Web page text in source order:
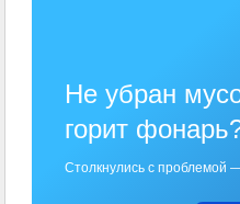
Не убран
горит
Столкнулись с проблемой